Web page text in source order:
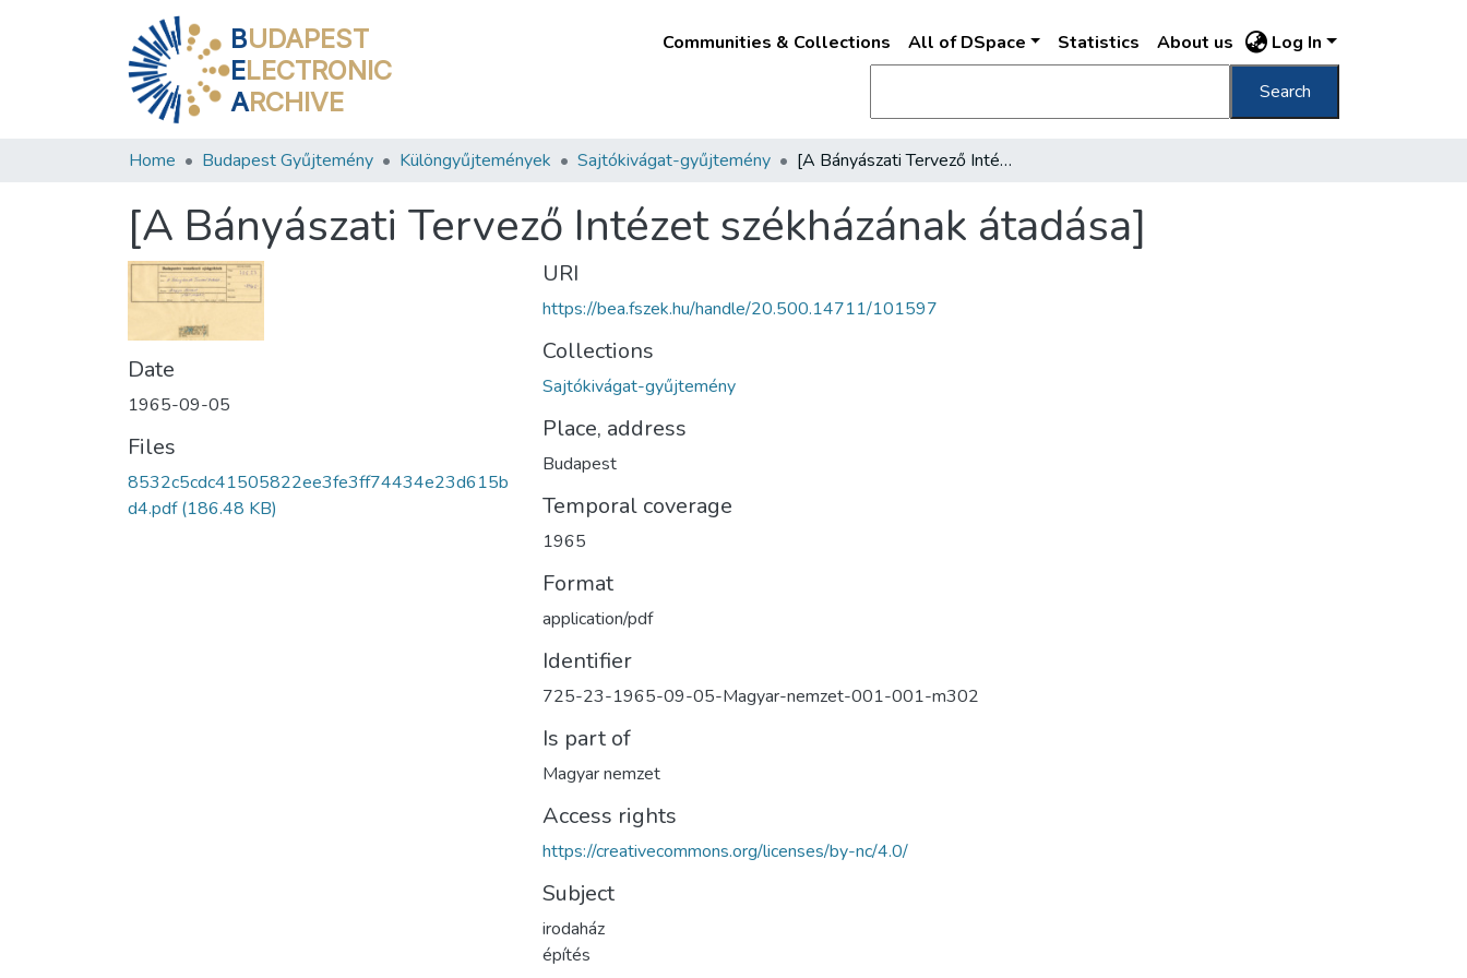
BUDAPEST
ELECTRONIC
ARCHIVE
Communities & Collections All of DSpace Statistics About us Log In
Search
Home Budapest Gyűjtemény Különgyűjtemények Sajtókivágat-gyűjtemény [A Bányászati Tervező Intézet székházának átadása]
[A Bányászati Tervező Intézet székházának átadása]
Date
1965-09-05
Files
8532c5cdc41505822ee3fe3ff74434e23d615b
d4.pdf(186.48 KB)
URI
https://bea.fszek.hu/handle/20.500.14711/101597
Collections
Sajtókivágat-gyűjtemény
Place, address
Budapest
Temporal coverage
1965
Format
application/pdf
Identifier
725-23-1965-09-05-Magyar-nemzet-001-001-m302
Is part of
Magyar nemzet
Access rights
https://creativecommons.org/licenses/by-nc/4.0/
Subject
irodaház
építés